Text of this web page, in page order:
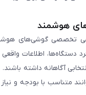
هوشمند
تخصصی گوشی‌های
دستگاه‌ها، اطلاعات
آگاهانه داشته
متناسب با بودجه و